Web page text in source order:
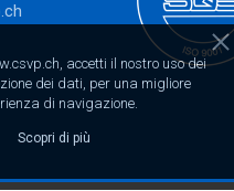
accetti il nostro uso dei
dei dati, per una migliore
di navigazione.
Scopri di più